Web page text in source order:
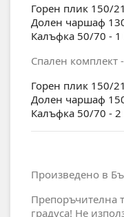
Горен плик 150/
Долен чаршаф
Калъфка 50/70 - 1
Спален комплект
Горен плик 150/
Долен чаршаф
Калъфка 50/70 - 2
Произведено в
Препоръчителна
градуса! Не